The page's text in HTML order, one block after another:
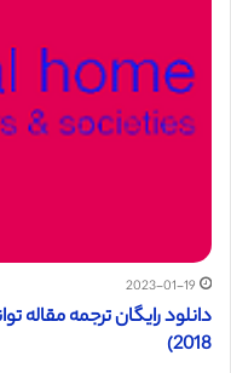
2023-01-19
دانلود رایگان ترجمه مقاله
2018)